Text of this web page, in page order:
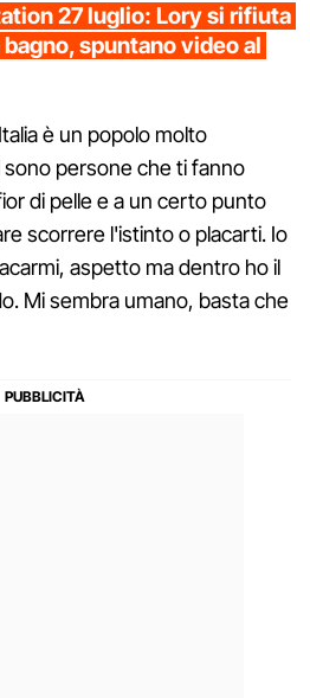
27 luglio: Lory si rifiuta
spuntano video al
è un popolo molto
persone che ti fanno
di pelle e a un certo punto
scorrere l'istinto o placarti. Io
aspetto ma dentro ho il
Mi sembra umano, basta che